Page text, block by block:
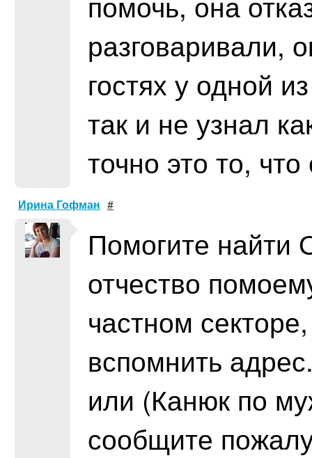
разговаривали,
гостях у одной
так и не узнал
точно это то,
Ирина Гофман #
Помогите найти
отчество
частном
вспомнить
или (Канюк по
сообщите